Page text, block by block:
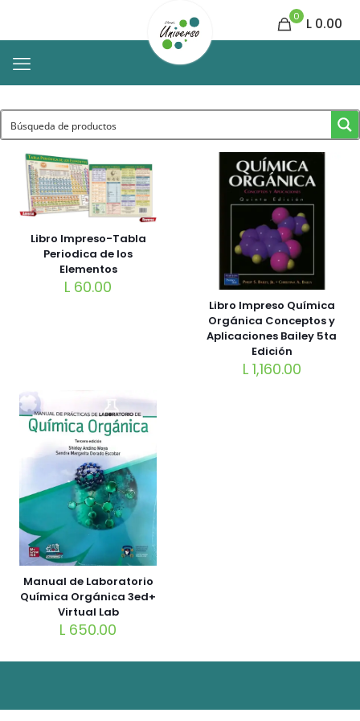
0 L 0.00
Libro Impreso-Tabla
Periodica de los
Elementos
L 60.00
Libro Impreso Química
Orgánica Conceptos y
Aplicaciones Bailey 5ta
Edición
L1,160.00
Manual de Laboratorio
Química Orgánica 3ed+
Virtual Lab
L 650.00